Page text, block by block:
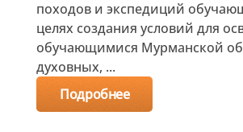
походов и экспедиций
целях создания условий для
обучающимися Мурманской
духовных, ...
Подробнее